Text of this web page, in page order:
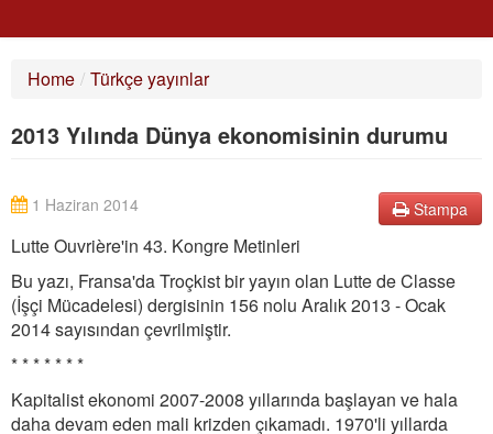
SCRIVETECI
Home / Türkçe yayınlar
2013 Yılında Dünya ekonomisinin durumu
Stampa
1 Haziran 2014
Lutte Ouvrière'in 43. Kongre Metinleri
Bu yazı, Fransa'da Troçkist bir yayın olan Lutte de Classe
(İşçi Mücadelesi) dergisinin 156 nolu Aralık 2013 - Ocak
2014 sayısından çevrilmiştir.
* * * * * * *
Kapitalist ekonomi 2007-2008 yıllarında başlayan ve hala
daha devam eden mali krizden çıkamadı. 1970'li yıllarda